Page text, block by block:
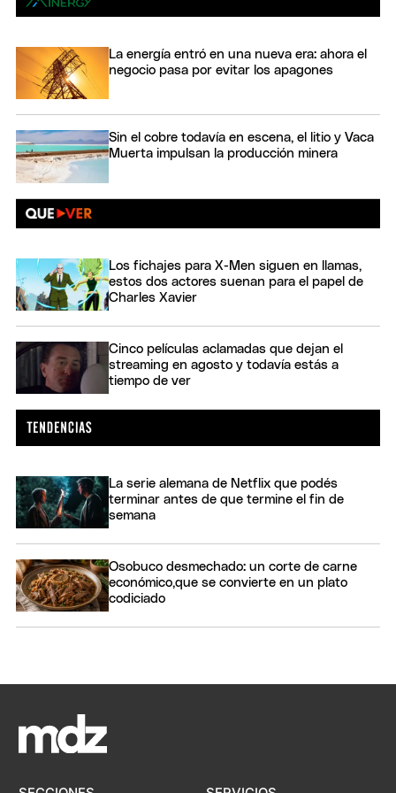
La energía entró en una nueva era: ahora el
negocio pasa por evitar los apagones
Sin el cobre todavía en escena, el litio y Vaca
Muerta impulsan la producción minera
Los fichajes para X-Men siguen en llamas,
estos dos actores suenan para el papel de
Charles Xavier
Cinco películas aclamadas que dejan el
streaming en agosto y todavía estás a
tiempo de ver
La serie alemana de Netflix que podés
terminar antes de que termine el fin de
semana
Osobuco desmechado: un corte de carne
económico,que se convierte en un plato
codiciado